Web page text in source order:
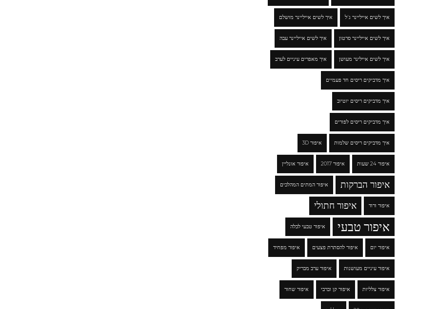
איך לשים אייליינר ג'ל איך לשים אייליינר מושלם
איך לשים אייליינר סרטון איך לשים אייליינר עבה
איך לשים איילינר מעושן איך מאפרים עיניים לערב
איך מדביקים ריסים חד פעמיים
איך מדביקים ריסים יוטיוב
איך מדביקים ריסים לפורים
איך מדביקים ריסים שלמות איפור 3D
איפור 24 שעות איפור 2017 איפור אונליין
איפור הברקות איפור המתים המהלכים
איפור ורוד איפור חתולי
איפור טבעי איפור טבעי לכלה
איפור יום איפור להסתרת פצעים איפור מפחיד
איפור עיניים מעושנות איפור ערב מבריק
איפור צלליות איפור קן וברבי איפור שחור